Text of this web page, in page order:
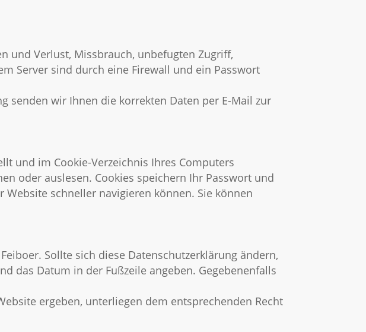
und Verlust, Missbrauch, unbefugten Zugriff,
Server sind durch eine Firewall und ein Passwort
senden wir Ihnen die korrekten Daten per E-Mail zur
und im Cookie-Verzeichnis Ihres Computers
oder auslesen. Cookies speichern Ihr Passwort und
schneller navigieren können. Sie können
Sollte sich diese Datenschutzerklärung ändern,
das Datum in der Fußzeile angeben. Gegebenenfalls
ergeben, unterliegen dem entsprechenden Recht